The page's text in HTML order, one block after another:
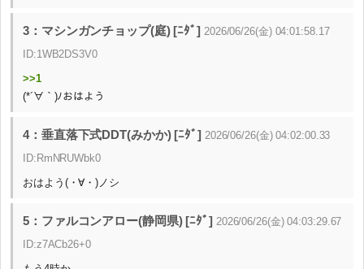
3：マシンガンチョップ(庭) [ﾆﾀﾞ] 2026/06/26(金) 04:01:58.17
ID:1WB2DS3V0
>>1
(*´∀｀)ﾉおはよう
4：垂直落下式DDT(みかか) [ﾆﾀﾞ] 2026/06/26(金) 04:02:00.33
ID:RmNRUWbk0
おはよう(・∀・)ノシ
5：ファルコンアロー(静岡県) [ﾆﾀﾞ] 2026/06/26(金) 04:03:29.67
ID:z7ACb26+0